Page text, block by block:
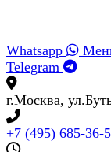
Whatsapp
Telegram
г.Москва,
+7 (495)